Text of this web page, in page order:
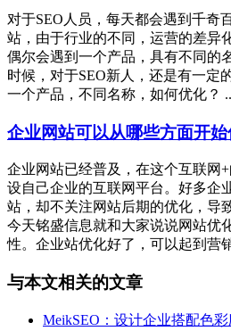
对于SEO人员，每天都会遇到千奇
站，由于行业的不同，运营的差异
偶尔会遇到一个产品，具有不同的
时候，对于SEO新人，还是有一定
一个产品，不同名称，如何优化？
企业网站可以从哪些方面开
企业网站已经普及，在这个互联网
设自己企业的互联网平台。好多企
站，却不关注网站后期的优化，导
今天铭盛信息就和大家说说网站优
性。企业站优化好了，可以起到营
与本文相关的文章
MeikSEO：设计企业搭配色